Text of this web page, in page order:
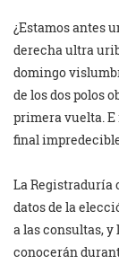
¿Estamos antes
derecha ultra
domingo
de los dos polos
primera vuelta.
final
La Registraduría
datos de la
a las consultas, y
conocerán